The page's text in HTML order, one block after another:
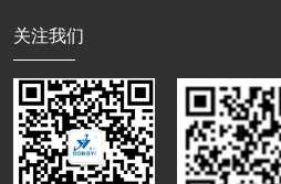
关注我们